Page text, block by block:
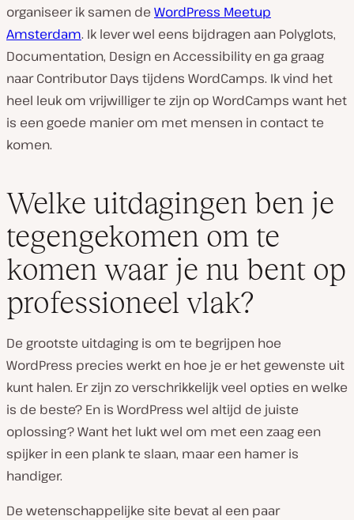
organiseer ik samen de WordPress Meetup
Amsterdam. Ik lever wel eens bijdragen aan Polyglots,
Documentation, Design en Accessibility en ga graag
naar Contributor Days tijdens WordCamps. Ik vind het
heel leuk om vrijwilliger te zijn op WordCamps want het
is een goede manier om met mensen in contact te
komen.
Welke uitdagingen ben je
tegengekomen om te
komen waar je nu bent op
professioneel vlak?
De grootste uitdaging is om te begrijpen hoe
WordPress precies werkt en hoe je er het gewenste uit
kunt halen. Er zijn zo verschrikkelijk veel opties en welke
is de beste? En is WordPress wel altijd de juiste
oplossing? Want het lukt wel om met een zaag een
spijker in een plank te slaan, maar een hamer is
handiger.
De wetenschappelijke site bevat al een paar